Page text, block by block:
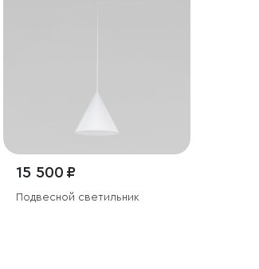
15 500 ₽
Подвесной светильник